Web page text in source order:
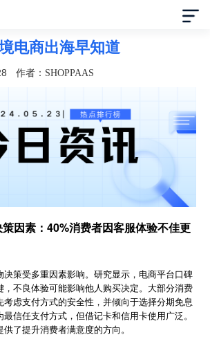
电商出海早知道
作者：SHOPPAAS
因素：40%消费者因客服体验不佳更
策受多重因素影响。研究显示，电商平台口碑
不良体验可能影响他人购买决定。大部分消费
虑支付方式的安全性，并倾向于选择分期免息
信任支付方式，但借记卡和信用卡使用广泛。
了提升消费者满意度的方向。